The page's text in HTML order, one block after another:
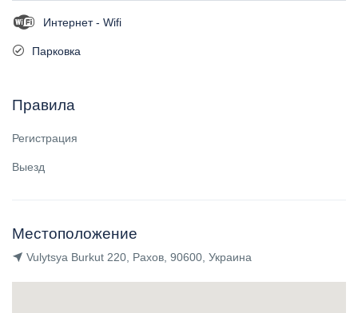
Интернет - Wifi
Парковка
Правила
Регистрация
Выезд
Местоположение
Vulytsya Burkut 220, Рахов, 90600, Украина